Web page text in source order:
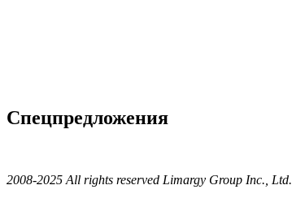
Спецпредложения
2008-2025 All rights reserved Limargy Group Inc., Ltd.